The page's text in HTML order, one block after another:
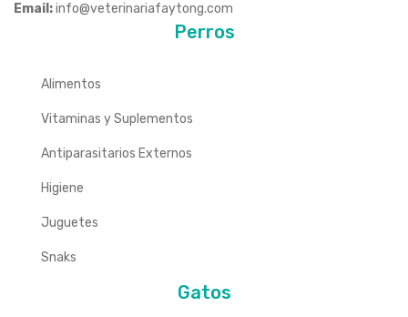
Email:info@veterinariafaytong.com
Perros
Alimentos
Vitaminas y Suplementos
Antiparasitarios Externos
Higiene
Juguetes
Snaks
Gatos